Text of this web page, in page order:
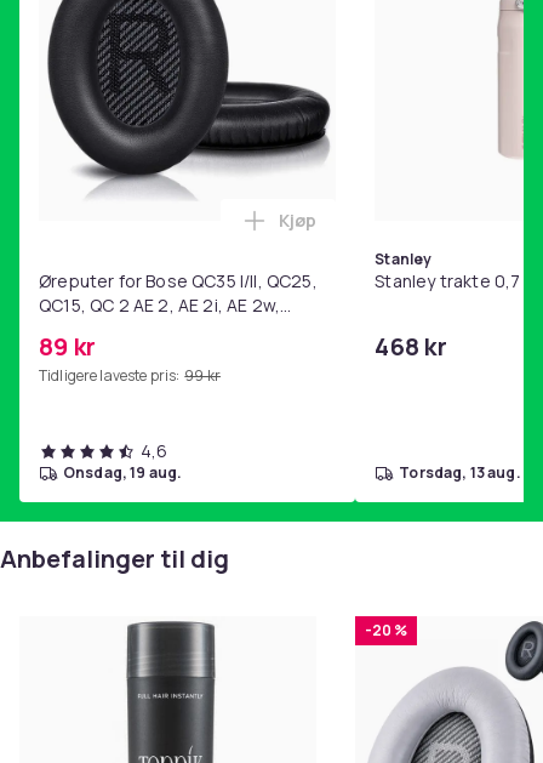
dd5abd18-cdd8-4814-98e9-1db4b2bbb609
Produktsikkerhetsinformasjon
Øreputer for Bose QC35 I/II, QC25,
QC15, QC 2 AE 2, AE 2i, AE 2w,
89 kr
Tidligere laveste pris: 99 kr
Legg Øreputer for Bose QC35
Kjøp
4,6
onsdag, 19 aug.
Stanley
Stanley trakte 0,7 l,
468 kr
torsdag, 13 aug.
Anbefalinger til dig
-20 %